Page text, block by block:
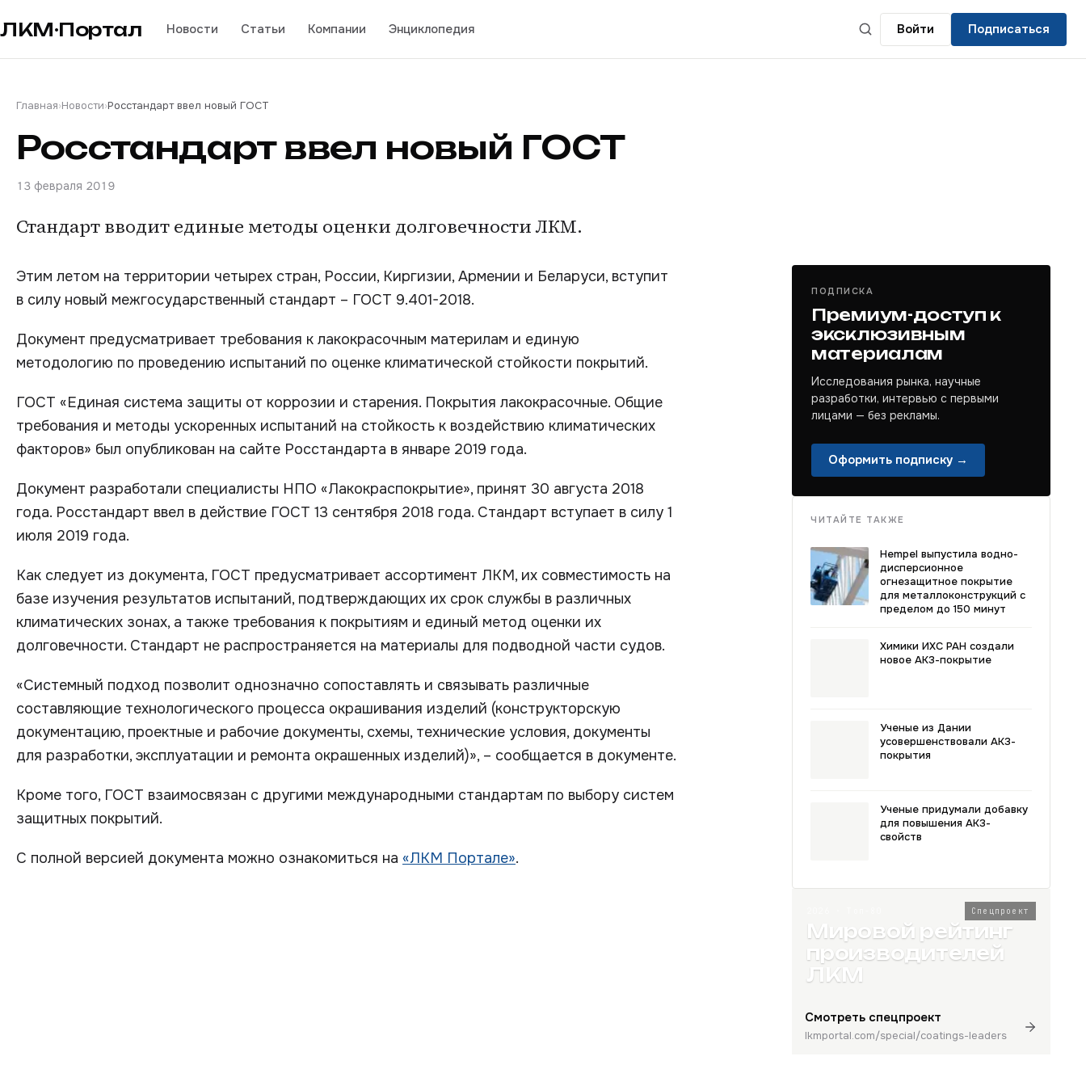
ЛКМ·Портал Новости Статьи Компании Энциклопедия Войти Подписаться
Главная›Новости›Росстандарт ввел новый ГОСТ
Росстандарт ввел новый ГОСТ
13 февраля 2019
Стандарт вводит единые методы оценки долговечности ЛКМ.
Этим летом на территории четырех стран, России, Киргизии, Армении и Беларуси, вступит
в силу новый межгосударственный стандарт – ГОСТ 9.401-2018.
Документ предусматривает требования к лакокрасочным материлам и единую
методологию по проведению испытаний по оценке климатической стойкости покрытий.
ГОСТ «Единая система защиты от коррозии и старения. Покрытия лакокрасочные. Общие
требования и методы ускоренных испытаний на стойкость к воздействию климатических
факторов» был опубликован на сайте Росстандарта в январе 2019 года.
Документ разработали специалисты НПО «Лакокраспокрытие», принят 30 августа 2018
года. Росстандарт ввел в действие ГОСТ 13 сентября 2018 года. Стандарт вступает в силу 1
июля 2019 года.
Как следует из документа, ГОСТ предусматривает ассортимент ЛКМ, их совместимость на
базе изучения результатов испытаний, подтверждающих их срок службы в различных
климатических зонах, а также требования к покрытиям и единый метод оценки их
долговечности. Стандарт не распространяется на материалы для подводной части судов.
«Системный подход позволит однозначно сопоставлять и связывать различные
составляющие технологического процесса окрашивания изделий (конструкторскую
документацию, проектные и рабочие документы, схемы, технические условия, документы
для разработки, эксплуатации и ремонта окрашенных изделий)», – сообщается в документе.
Кроме того, ГОСТ взаимосвязан с другими международными стандартам по выбору систем
защитных покрытий.
С полной версией документа можно ознакомиться на «ЛКМ Портале».
ПОДПИСКА
Премиум-доступ к
эксклюзивным
материалам
Исследования рынка, научные
разработки, интервью с первыми
лицами — без рекламы.
Оформить подписку →
ЧИТАЙТЕ ТАКЖЕ
Hempel выпустила водно-
дисперсионное
огнезащитное покрытие
для металлоконструкций с
пределом до 150 минут
Химики ИХС РАН создали
новое АКЗ-покрытие
Ученые из Дании
усовершенствовали АКЗ-
покрытия
Ученые придумали добавку
для повышения АКЗ-
свойств
Спецпроект
Мировой рейтинг
производителей
ЛКМ
Смотреть спецпроект
lkmportal.com/special/coatings-leaders